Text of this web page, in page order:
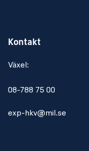
Kontakt
Växel:
08-788 75 00
exp-hkv@mil.se